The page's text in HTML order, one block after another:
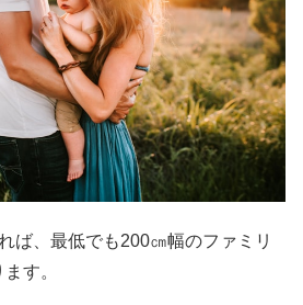
ば、最低でも200㎝幅のファミリ
す。